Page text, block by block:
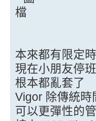
本來都有限定
現在小朋友停
根本都亂套了
Vigor 除傳統
可以更彈性的